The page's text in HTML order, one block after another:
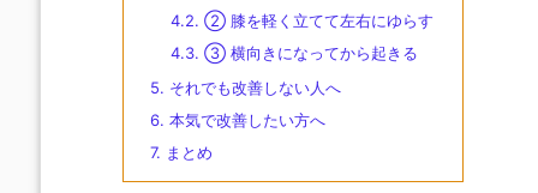
4.2. ② 膝を軽く立てて左右にゆらす
4.3. ③ 横向きになってから起きる
5. それでも改善しない人へ
6. 本気で改善したい方へ
7. まとめ